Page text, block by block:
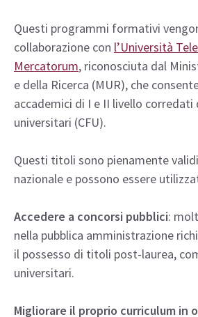
Questi programmi formativi
collaborazione con l’Università
Mercatorum, riconosciuta dal
e della Ricerca (MUR), che
accademici di I e II livello
universitari (CFU).
Questi titoli sono pienamente
nazionale e possono essere
Accedere a concorsi pubblici:
nella pubblica amministrazione
il possesso di titoli post-laurea,
universitari.
Migliorare il proprio curriculum in